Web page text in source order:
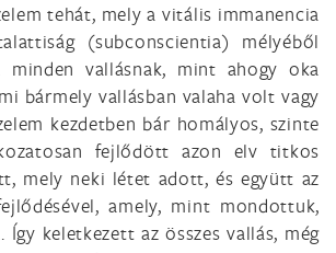
tehát, mely a vitális immanencia
(subconscientia) mélyéből
minden vallásnak, mint ahogy oka
bármely vallásban valaha volt vagy
kezdetben bár homályos, szinte
fejlődött azon elv titkos
mely neki létet adott, és együtt az
amely, mint mondottuk,
Így keletkezett az összes vallás, még